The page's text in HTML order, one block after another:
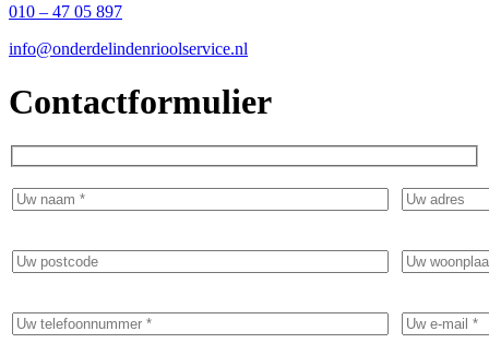
010 – 47 05 897
info@onderdelindenrioolservice.nl
Contactformulier